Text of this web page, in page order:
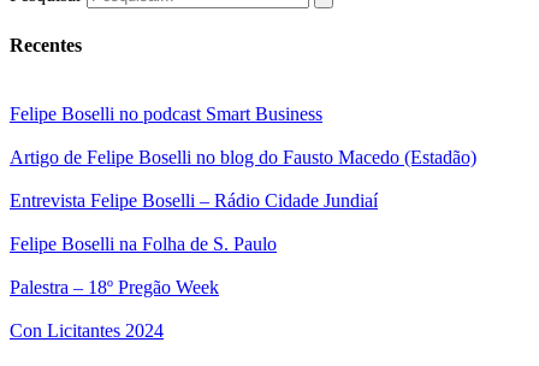
Recentes
Felipe Boselli no podcast Smart Business
Artigo de Felipe Boselli no blog do Fausto Macedo (Estadão)
Entrevista Felipe Boselli – Rádio Cidade Jundiaí
Felipe Boselli na Folha de S. Paulo
Palestra – 18º Pregão Week
Con Licitantes 2024